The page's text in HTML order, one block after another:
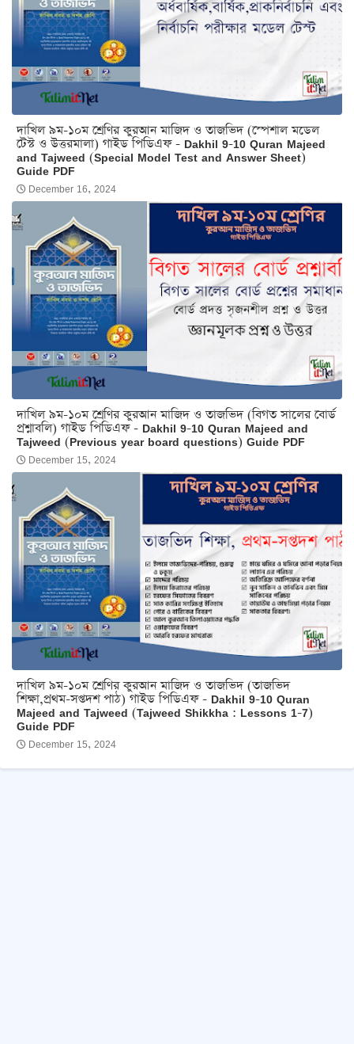
দাখিল ৯ম-১০ম শ্রেণির কুরআন মাজিদ ও তাজভিদ (স্পেশাল মডেল
টেস্ট ও উত্তরমালা) গাইড পিডিএফ - Dakhil 9-10 Quran Majeed
and Tajweed (Special Model Test and Answer Sheet)
Guide PDF
December 16, 2024
দাখিল ৯ম-১০ম শ্রেণির কুরআন মাজিদ ও তাজভিদ (বিগত সালের বোর্ড
প্রশ্নাবলি) গাইড পিডিএফ - Dakhil 9-10 Quran Majeed and
Tajweed (Previous year board questions) Guide PDF
December 15, 2024
দাখিল ৯ম-১০ম শ্রেণির কুরআন মাজিদ ও তাজভিদ (তাজভিদ
শিক্ষা,প্রথম-সপ্তদশ পাঠ) গাইড পিডিএফ - Dakhil 9-10 Quran
Majeed and Tajweed (Tajweed Shikkha : Lessons 1-7)
Guide PDF
December 15, 2024